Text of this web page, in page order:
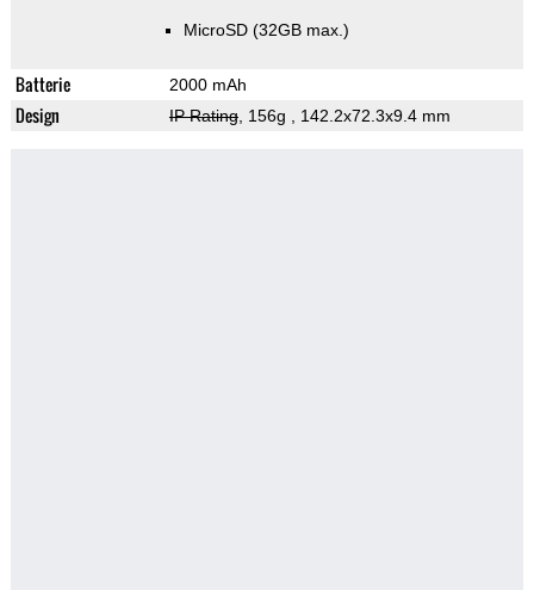
MicroSD (32GB max.)
Batterie 2000 mAh
Design IP Rating, 156g , 142.2x72.3x9.4 mm